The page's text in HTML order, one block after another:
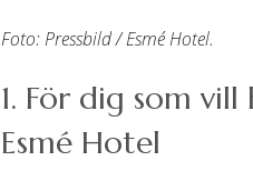
Foto: Pressbild / Esmé Hotel.
1. För dig som
Esmé Hotel